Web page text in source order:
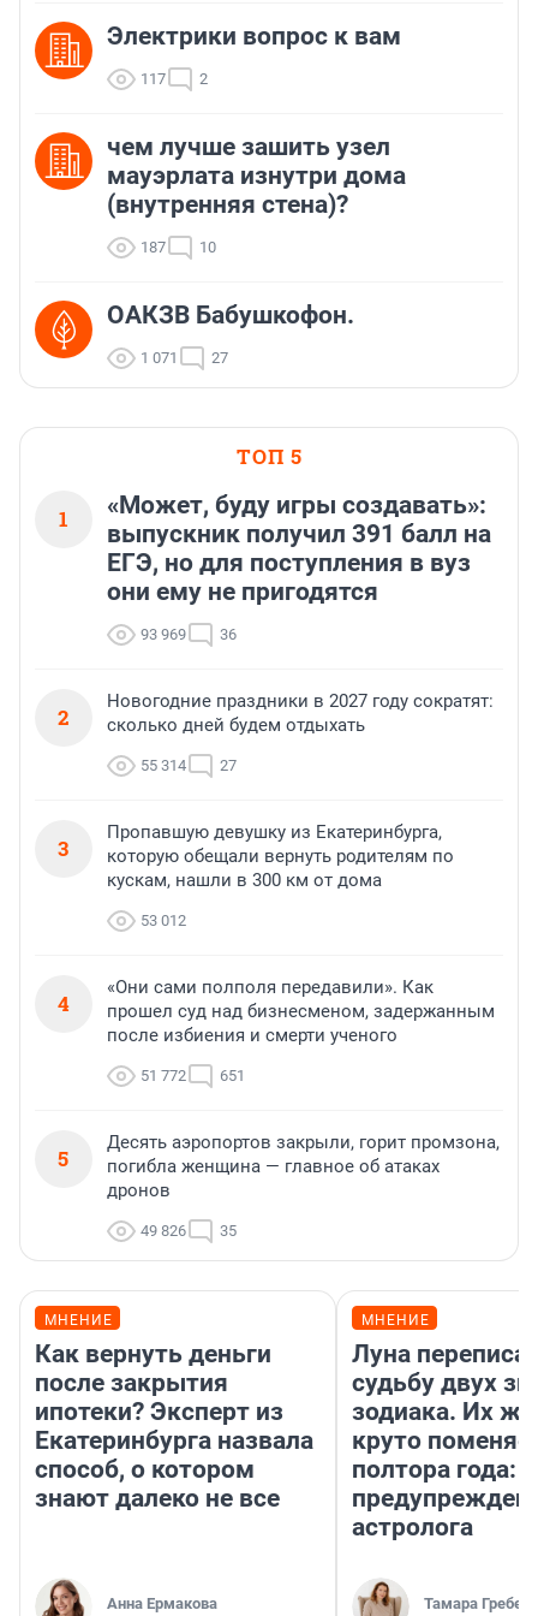
Электрики вопрос к вам
117 2
чем лучше зашить узел
мауэрлата изнутри дома
(внутренняя стена)?
187 10
ОАКЗВ Бабушкофон.
1 071 27
ТОП 5
1
«Может, буду игры создавать»:
выпускник получил 391 балл на
ЕГЭ, но для поступления в вуз
они ему не пригодятся
93 969 36
2
Новогодние праздники в 2027 году сократят:
сколько дней будем отдыхать
55 314 27
3
Пропавшую девушку из Екатеринбурга,
которую обещали вернуть родителям по
кускам, нашли в 300 км от дома
53 012
4
«Они сами полполя передавили». Как
прошел суд над бизнесменом, задержанным
после избиения и смерти ученого
51 772 651
5
Десять аэропортов закрыли, горит промзона,
погибла женщина — главное об атаках
дронов
49 826 35
МНЕНИЕ
Как вернуть деньги
после закрытия
ипотеки? Эксперт из
Екатеринбурга назвала
способ, о котором
знают далеко не все
Анна Ермакова
МНЕНИЕ
Луна
судьбу двух
зодиака. Их
круто
полтора года:
астролога
Тамара